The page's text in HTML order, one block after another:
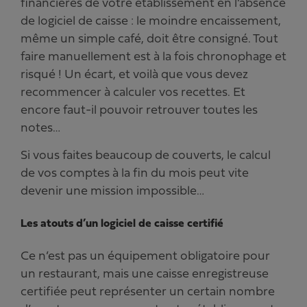
financières de votre établissement en l’absence
de logiciel de caisse : le moindre encaissement,
même un simple café, doit être consigné. Tout
faire manuellement est à la fois chronophage et
risqué ! Un écart, et voilà que vous devez
recommencer à calculer vos recettes. Et
encore faut-il pouvoir retrouver toutes les
notes…
Si vous faites beaucoup de couverts, le calcul
de vos comptes à la fin du mois peut vite
devenir une mission impossible…
Les atouts d’un logiciel de caisse certifié
Ce n’est pas un équipement obligatoire pour
un restaurant, mais une caisse enregistreuse
certifiée peut représenter un certain nombre